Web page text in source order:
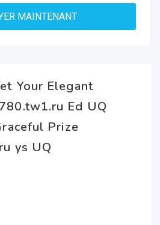
Your Elegant
Ed UQ
Prize
ys UQ